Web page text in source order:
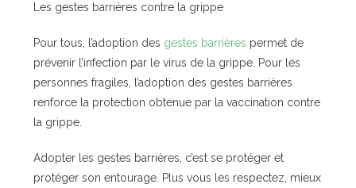
Les gestes barrières contre la grippe
Pour tous, l’adoption des gestes barrières permet de
prévenir l’infection par le virus de la grippe. Pour les
personnes fragiles, l’adoption des gestes barrières
renforce la protection obtenue par la vaccination contre
la grippe.
Adopter les gestes barrières, c’est se protéger et
protéger son entourage. Plus vous les respectez, mieux